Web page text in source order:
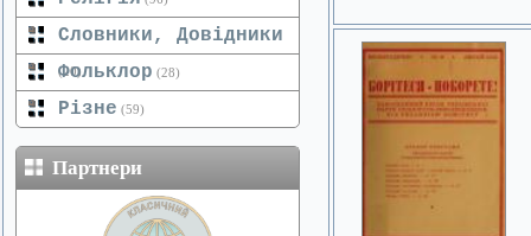
Словники, Довідники
(20)
Фольклор (28)
Різне (59)
Партнери